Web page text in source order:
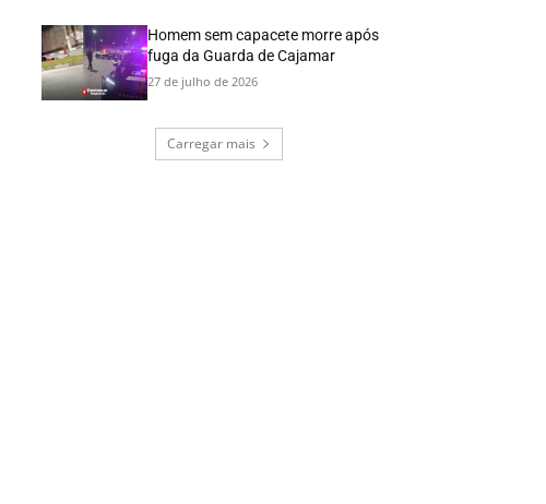
Homem sem capacete morre após
fuga da Guarda de Cajamar
27 de julho de 2026
Carregar mais